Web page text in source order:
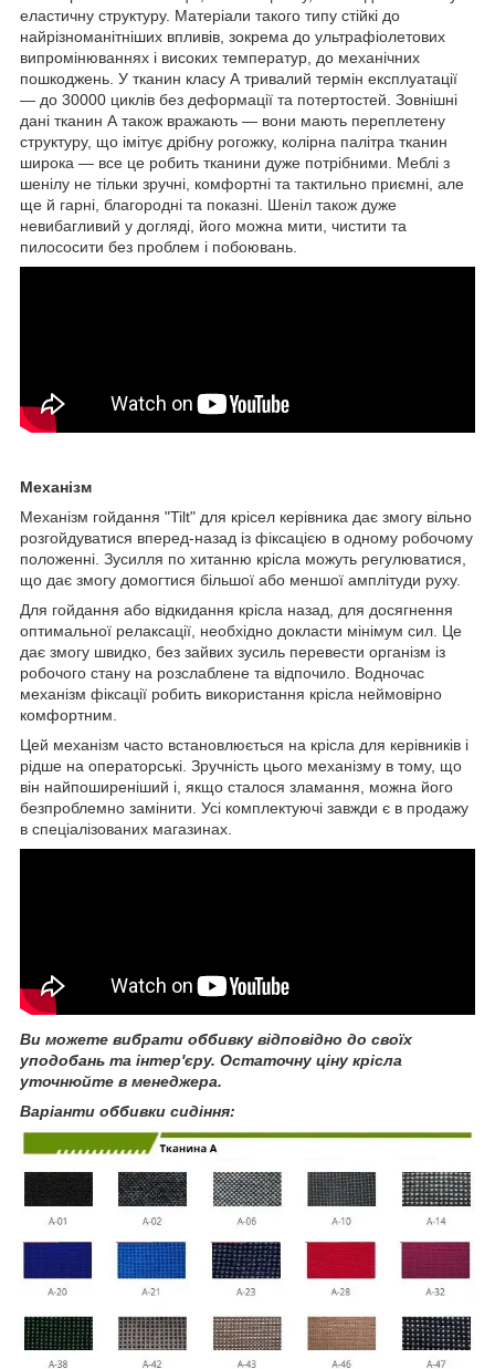
еластичну структуру. Матеріали такого типу стійкі до
найрізноманітніших впливів, зокрема до ультрафіолетових
випромінюваннях і високих температур, до механічних
пошкоджень. У тканин класу А тривалий термін експлуатації
— до 30000 циклів без деформації та потертостей. Зовнішні
дані тканин А також вражають — вони мають переплетену
структуру, що імітує дрібну рогожку, колірна палітра тканин
широка — все це робить тканини дуже потрібними. Меблі з
шенілу не тільки зручні, комфортні та тактильно приємні, але
ще й гарні, благородні та показні. Шеніл також дуже
невибагливий у догляді, його можна мити, чистити та
пилососити без проблем і побоювань.
Механізм
Механізм гойдання "Tilt" для крісел керівника дає змогу вільно
розгойдуватися вперед-назад із фіксацією в одному робочому
положенні. Зусилля по хитанню крісла можуть регулюватися,
що дає змогу домогтися більшої або меншої амплітуди руху.
Для гойдання або відкидання крісла назад, для досягнення
оптимальної релаксації, необхідно докласти мінімум сил. Це
дає змогу швидко, без зайвих зусиль перевести організм із
робочого стану на розслаблене та відпочило. Водночас
механізм фіксації робить використання крісла неймовірно
комфортним.
Цей механізм часто встановлюється на крісла для керівників і
рідше на операторські. Зручність цього механізму в тому, що
він найпоширеніший і, якщо сталося зламання, можна його
безпроблемно замінити. Усі комплектуючі завжди є в продажу
в спеціалізованих магазинах.
Ви можете вибрати оббивку відповідно до своїх
уподобань та інтер'єру. Остаточну ціну крісла
уточнюйте в менеджера.
Варіанти оббивки сидіння: